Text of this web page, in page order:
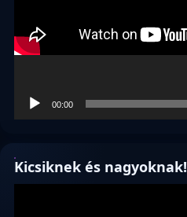
00:00
Kicsiknek és nagyoknak!